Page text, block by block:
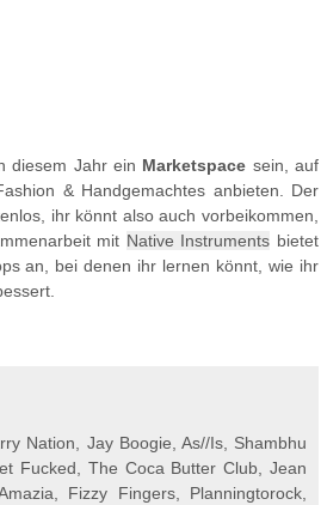
diesem Jahr ein Marketspace sein, auf
& Handgemachtes anbieten. Der
ihr könnt also auch vorbeikommen,
mit Native Instruments bietet
an, bei denen ihr lernen könnt, wie ihr
Nation, Jay Boogie, As//Is, Shambhu
Fucked, The Coca Butter Club, Jean
Fizzy Fingers, Planningtorock,